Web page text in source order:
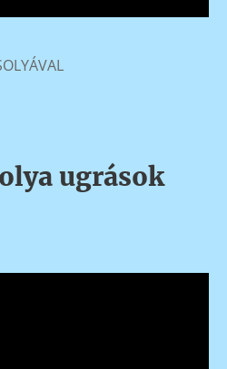
ugrások